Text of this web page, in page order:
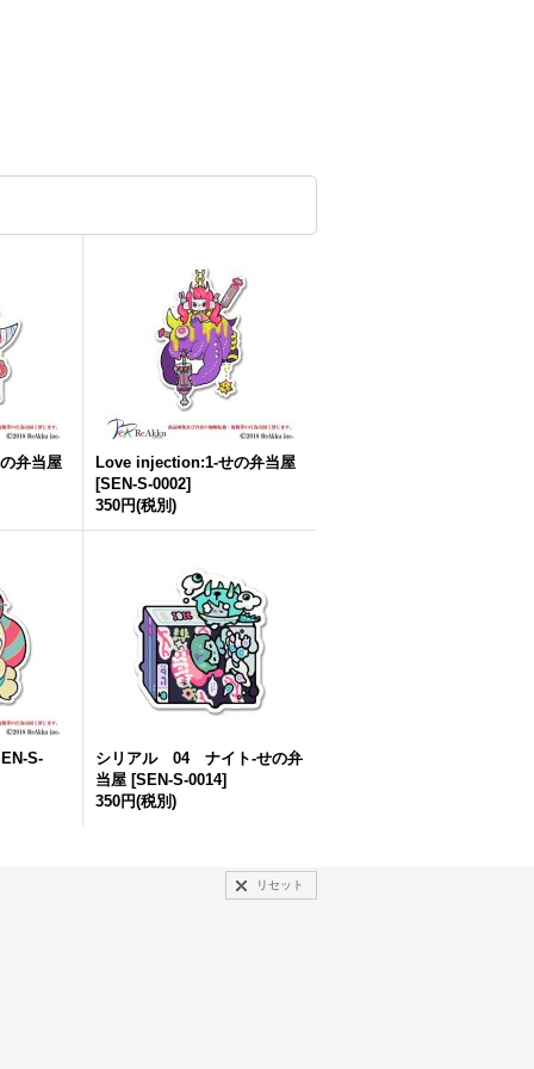
弁当屋
Love injection:1-せの弁当屋
[SEN-S-0002]
350円(税別)
S-
シリアル 04 ナイト-せの弁
当屋 [SEN-S-0014]
350円(税別)
リセット